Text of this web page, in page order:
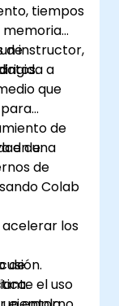
tiempos
memoria
deinstructor,
a
que
de
en una
de:
de
Colab
acelerar los
de
el uso